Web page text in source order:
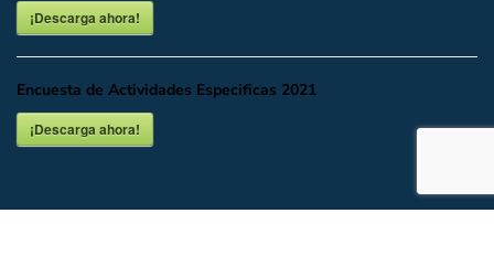
¡Descarga ahora!
Encuesta de Actividades Especificas 2021
¡Descarga ahora!